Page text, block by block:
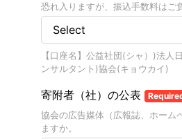
恐れ入りますが、振込手数料はご
【口座名】公益社団(シャ）)法
ンサルタント)協会(キョウカイ)
寄附者（社）の公表
協会の広告媒体（広報誌、ホーム
ますか。